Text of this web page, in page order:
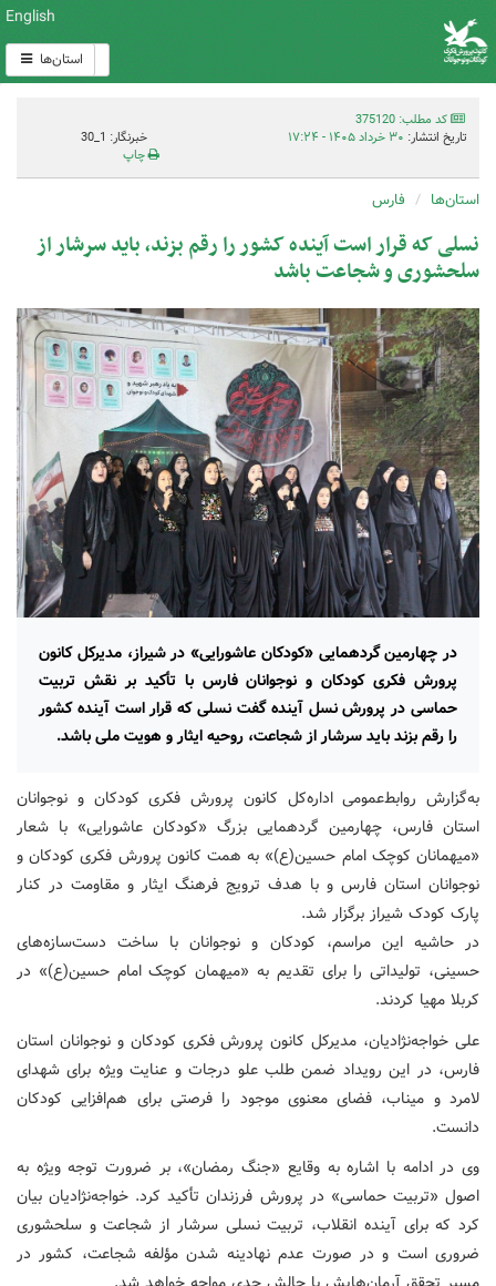
English
استان‌ها
کد مطلب: 375120
تاریخ انتشار: ۳۰ خرداد ۱۴۰۵ - ۱۷:۲۴
خبرنگار: 1_30
چاپ
استان‌ها فارس
نسلی که قرار است آینده کشور را رقم بزند، باید سرشار از
سلحشوری و شجاعت باشد
در چهارمین گردهمایی «کودکان عاشورایی» در شیراز، مدیرکل کانون
پرورش فکری کودکان و نوجوانان فارس با تأکید بر نقش تربیت
حماسی در پرورش نسل آینده گفت نسلی که قرار است آینده کشور
را رقم بزند باید سرشار از شجاعت، روحیه ایثار و هویت ملی باشد.
به‌گزارش روابط‌عمومی اداره‌کل کانون پرورش فکری کودکان و نوجوانان
استان فارس، چهارمین گردهمایی بزرگ «کودکان عاشورایی» با شعار
«میهمانان کوچک امام حسین(ع)» به همت کانون پرورش فکری کودکان و
نوجوانان استان فارس و با هدف ترویج فرهنگ ایثار و مقاومت در کنار
پارک کودک شیراز برگزار شد.
در حاشیه این مراسم، کودکان و نوجوانان با ساخت دست‌سازه‌های
حسینی، تولیداتی را برای تقدیم به «میهمان کوچک امام حسین(ع)» در
کربلا مهیا کردند.
علی خواجه‌نژادیان، مدیرکل کانون پرورش فکری کودکان و نوجوانان استان
فارس، در این رویداد ضمن طلب علو درجات و عنایت ویژه برای شهدای
لامرد و میناب، فضای معنوی موجود را فرصتی برای هم‌افزایی کودکان
دانست.
وی در ادامه با اشاره به وقایع «جنگ رمضان»، بر ضرورت توجه ویژه به
اصول «تربیت حماسی» در پرورش فرزندان تأکید کرد. خواجه‌نژادیان بیان
کرد که برای آینده انقلاب، تربیت نسلی سرشار از شجاعت و سلحشوری
ضروری است و در صورت عدم نهادینه شدن مؤلفه شجاعت، کشور در